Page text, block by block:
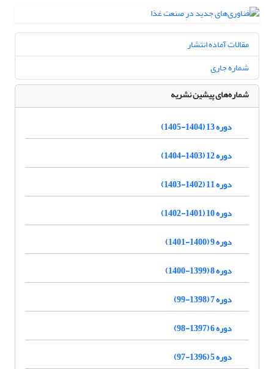
مقالات آماده انتشار
شماره جاری
شماره‌های پیشین نشریه
دوره 13 (1404-1405)
دوره 12 (1403-1404)
دوره 11 (1402-1403)
دوره 10 (1401-1402)
دوره 9 (1400-1401)
دوره 8 (1399-1400)
دوره 7 (1398-99)
دوره 6 (1397-98)
دوره 5 (1396-97)